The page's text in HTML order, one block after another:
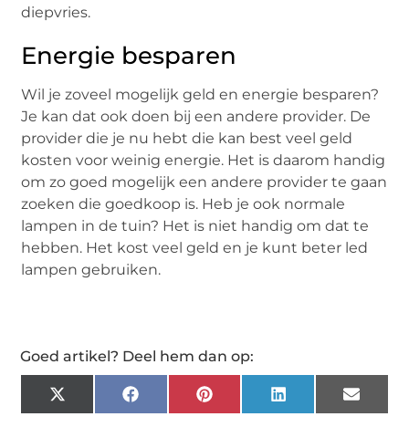
diepvries.
Energie besparen
Wil je zoveel mogelijk geld en energie besparen?
Je kan dat ook doen bij een andere provider. De
provider die je nu hebt die kan best veel geld
kosten voor weinig energie. Het is daarom handig
om zo goed mogelijk een andere provider te gaan
zoeken die goedkoop is. Heb je ook normale
lampen in de tuin? Het is niet handig om dat te
hebben. Het kost veel geld en je kunt beter led
lampen gebruiken.
Goed artikel? Deel hem dan op:
X
(Twitter)
FacebookPinterestLinkedInEmail